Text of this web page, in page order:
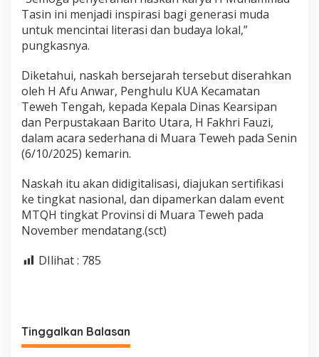
Tasin ini menjadi inspirasi bagi generasi muda
untuk mencintai literasi dan budaya lokal,”
pungkasnya.
Diketahui, naskah bersejarah tersebut diserahkan
oleh H Afu Anwar, Penghulu KUA Kecamatan
Teweh Tengah, kepada Kepala Dinas Kearsipan
dan Perpustakaan Barito Utara, H Fakhri Fauzi,
dalam acara sederhana di Muara Teweh pada Senin
(6/10/2025) kemarin.
Naskah itu akan didigitalisasi, diajukan sertifikasi
ke tingkat nasional, dan dipamerkan dalam event
MTQH tingkat Provinsi di Muara Teweh pada
November mendatang.(sct)
DIlihat : 785
Tinggalkan Balasan